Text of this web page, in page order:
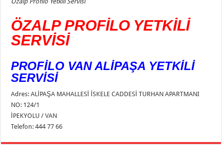
ÖZALP PROFİLO YETKİLİ
SERVİSİ
PROFİLO VAN ALİPAŞA YETKİLİ
SERVİSİ
Adres: ALİPAŞA MAHALLESİ İSKELE CADDESİ TURHAN APARTMANI
NO: 124/1
İPEKYOLU / VAN
Telefon: 444 77 66